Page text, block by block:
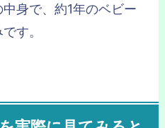
身で、約1年のベビー
す。